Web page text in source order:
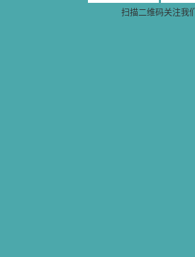
扫描二维码关注我们